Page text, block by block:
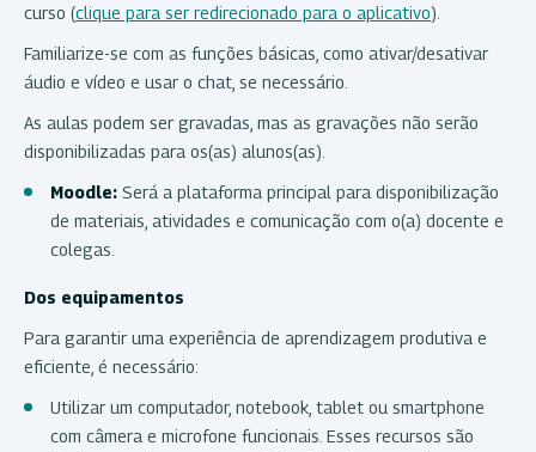
curso (clique para ser redirecionado para o aplicativo).
Familiarize-se com as funções básicas, como ativar/desativar
áudio e vídeo e usar o chat, se necessário.
As aulas podem ser gravadas, mas as gravações não serão
disponibilizadas para os(as) alunos(as).
Moodle: Será a plataforma principal para disponibilização
de materiais, atividades e comunicação com o(a) docente e
colegas.
Dos equipamentos
Para garantir uma experiência de aprendizagem produtiva e
eficiente, é necessário:
Utilizar um computador, notebook, tablet ou smartphone
com câmera e microfone funcionais. Esses recursos são